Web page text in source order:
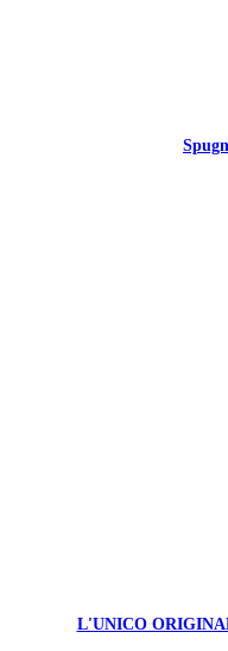
L'UNICO